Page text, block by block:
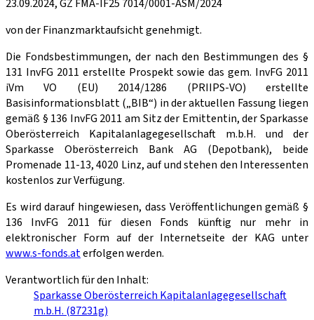
23.09.2024, GZ FMA-IF25 7014/0001-ASM/2024
von der Finanzmarktaufsicht genehmigt.
Die Fondsbestimmungen, der nach den Bestimmungen des §
131 InvFG 2011 erstellte Prospekt sowie das gem. InvFG 2011
iVm VO (EU) 2014/1286 (PRIIPS-VO) erstellte
Basisinformationsblatt („BIB“) in der aktuellen Fassung liegen
gemäß § 136 InvFG 2011 am Sitz der Emittentin, der Sparkasse
Oberösterreich Kapitalanlagegesellschaft m.b.H. und der
Sparkasse Oberösterreich Bank AG (Depotbank), beide
Promenade 11-13, 4020 Linz, auf und stehen den Interessenten
kostenlos zur Verfügung.
Es wird darauf hingewiesen, dass Veröffentlichungen gemäß §
136 InvFG 2011 für diesen Fonds künftig nur mehr in
elektronischer Form auf der Internetseite der KAG unter
www.s-fonds.aterfolgen werden.
Verantwortlich für den Inhalt:
Sparkasse Oberösterreich Kapitalanlagegesellschaft
m.b.H. (87231g)